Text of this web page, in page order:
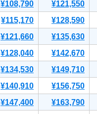
¥108,790 ¥121,550
¥115,170 ¥128,590
¥121,660 ¥135,630
¥128,040 ¥142,670
¥134,530 ¥149,710
¥140,910 ¥156,750
¥147,400 ¥163,790